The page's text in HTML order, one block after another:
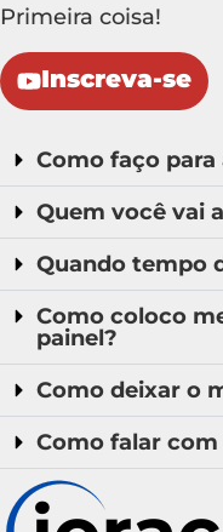
Primeira coisa!
Inscreva-se
Como faço para
Quem você vai
Quando tempo
Como coloco
painel?
Como deixar o
Como falar